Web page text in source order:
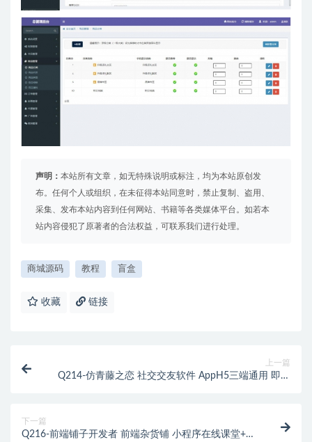
声明： 本站所有文章，如无特殊说明或标注，均为本站原创发
布。任何个人或组织，在未征得本站同意时，禁止复制、盗用、
采集、发布本站内容到任何网站、书籍等各类媒体平台。如若本
站内容侵犯了原著者的合法权益，可联系我们进行处理。
商城源码 教程 盲盒
收藏 链接
上一篇
Q214-仿青藤之恋 社交交友软件 AppH5三端通用 即时
下一篇
Q216-前端铺子开发者 前端杂货铺 小程序在线课堂+工